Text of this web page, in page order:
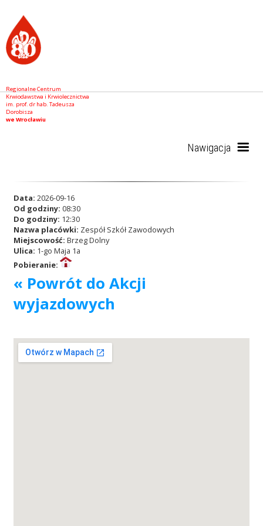
Regionalne Centrum
Krwiodawstwa i Krwiolecznictwa
im. prof. dr hab. Tadeusza
Dorobisza
we Wrocławiu
Nawigacja
RCKiK
Akcje wyjazdowe
Krwiodawcy
Data: 2026-09-16
Od godziny: 08:30
Do godziny: 12:30
Nazwa placówki: Zespół Szkół Zawodowych
Miejscowość: Brzeg Dolny
Ulica: 1-go Maja 1a
Pobieranie:
« Powrót do Akcji
wyjazdowych